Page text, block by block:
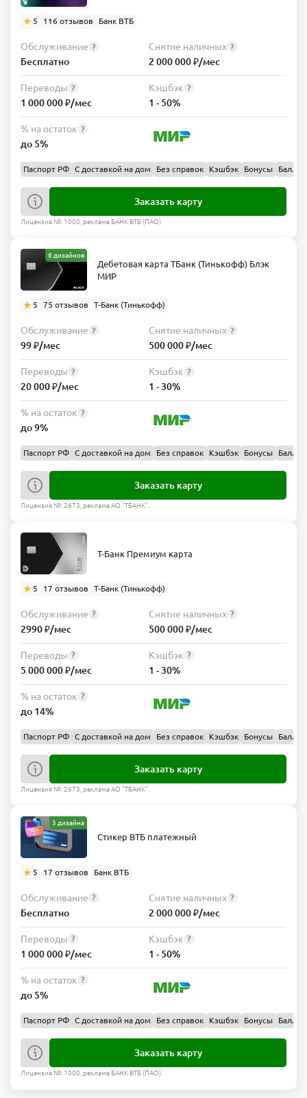
5 116 отзывов Банк ВТБ
Обслуживание ?
Бесплатно
Снятие наличных ?
2 000 000 ₽/мес
Переводы ?
1 000 000 ₽/мес
Кэшбэк ?
1 - 50%
% на остаток ?
до 5%
Паспорт РФ С доставкой на дом Без справок Кэшбэк Бонусы Баллы
Заказать карту
Лицензия №: 1000, реклама БАНК ВТБ (ПАО).
6 дизайнов
Дебетовая карта ТБанк (Тинькофф) Блэк
МИР
5 75 отзывов Т-Банк (Тинькофф)
Обслуживание ?
99 ₽/мес
Снятие наличных ?
500 000 ₽/мес
Переводы ?
20 000 ₽/мес
Кэшбэк ?
1 - 30%
% на остаток ?
до 9%
Паспорт РФ С доставкой на дом Без справок Кэшбэк Бонусы Баллы
Заказать карту
Лицензия №: 2673, реклама АО "ТБАНК".
Т-Банк Премиум карта
5 17 отзывов Т-Банк (Тинькофф)
Обслуживание ?
2990 ₽/мес
Снятие наличных ?
500 000 ₽/мес
Переводы ?
5 000 000 ₽/мес
Кэшбэк ?
1 - 30%
% на остаток ?
до 14%
Паспорт РФ С доставкой на дом Без справок Кэшбэк Бонусы Баллы
Заказать карту
Лицензия №: 2673, реклама АО "ТБАНК".
3 дизайна
Стикер ВТБ платежный
5 17 отзывов Банк ВТБ
Обслуживание ?
Бесплатно
Снятие наличных ?
2 000 000 ₽/мес
Переводы ?
1 000 000 ₽/мес
Кэшбэк ?
1 - 50%
% на остаток ?
до 5%
Паспорт РФ С доставкой на дом Без справок Кэшбэк Бонусы Баллы
Заказать карту
Лицензия №: 1000, реклама БАНК ВТБ (ПАО).